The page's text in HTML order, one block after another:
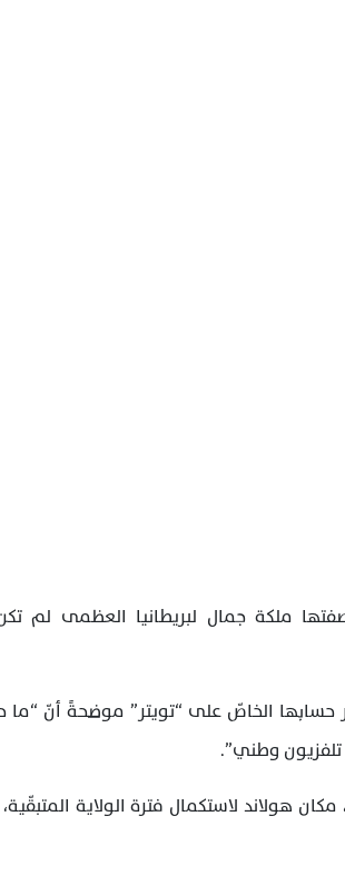
ملكة جمال لبريطانيا العظمى لم
حسابها الخاصّ على “تويتر” موضحةً أنّ “ما
تلفزيون وطني”.
هولاند لاستكمال فترة الولاية